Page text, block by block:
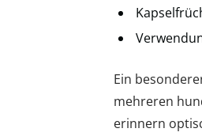
Ein
mehreren
erinnern